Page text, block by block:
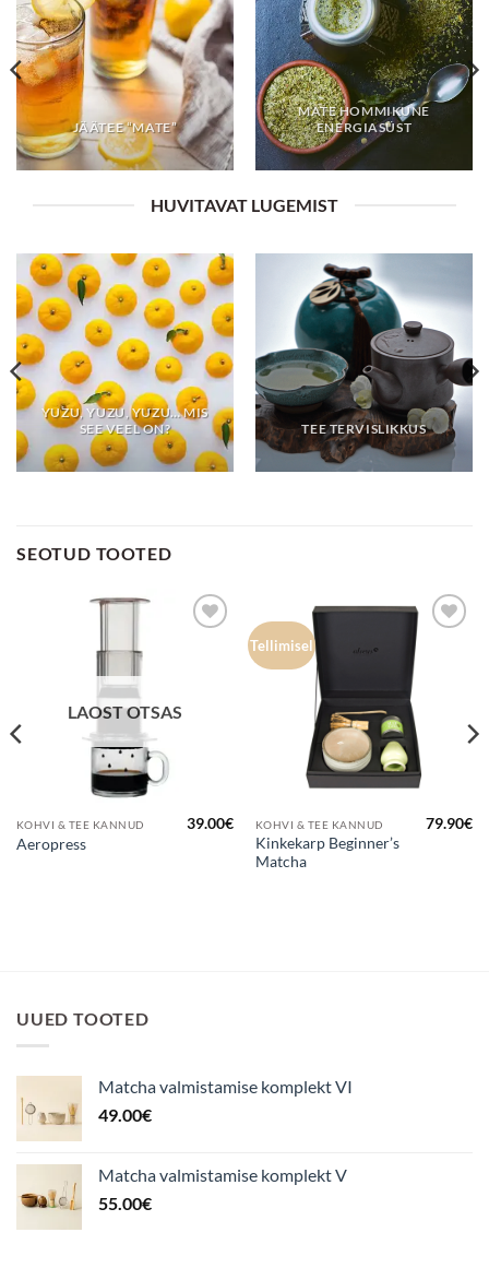
JÄÄTEE “MATE”
MATE HOMMIKUNE
ENERGIASÜST
HUVITAVAT LUGEMIST
YUZU, YUZU, YUZU… MIS
SEE VEEL ON?
TEE TERVISLIKKUS
SEOTUD TOOTED
LAOST OTSAS
KOHVI & TEE KANNUD
Aeropress
39.00€
Tellimisel
lemmikuks
KOHVI & TEE KANNUD
Kinkekarp Beginner’s
Matcha
79.90€
UUED TOOTED
Matcha valmistamise komplekt VI
49.00€
Matcha valmistamise komplekt V
55.00€